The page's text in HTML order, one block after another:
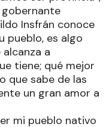
Insfrán conoce
pueblo, es algo
a
tiene; qué mejor
que sabe de las
un gran amor a
mi pueblo nativo